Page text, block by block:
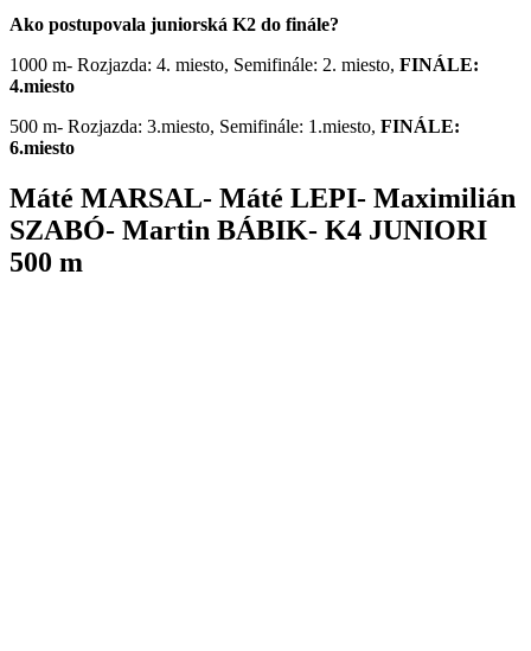
Ako postupovala juniorská K2 do finále?
1000 m- Rozjazda: 4. miesto, Semifinále: 2. miesto, FINÁLE:
4.miesto
500 m- Rozjazda: 3.miesto, Semifinále: 1.miesto, FINÁLE:
6.miesto
Máté MARSAL- Máté LEPI- Maximilián
SZABÓ- Martin BÁBIK- K4 JUNIORI
500 m